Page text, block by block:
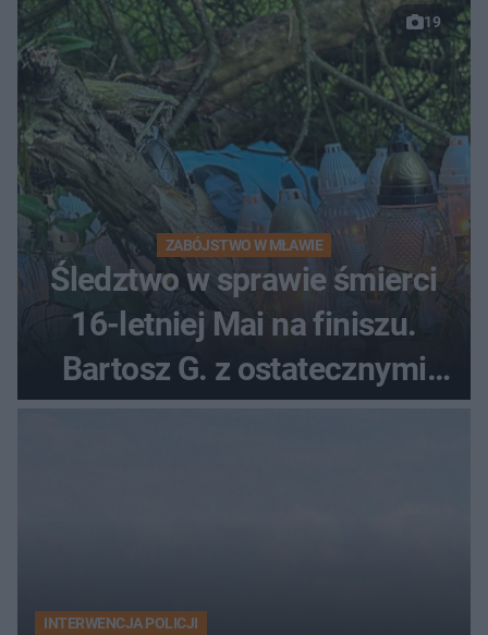
19
ZABÓJSTWO W MŁAWIE
Śledztwo w sprawie śmierci
16-letniej Mai na finiszu.
Bartosz G. z ostatecznymi
zarzutami
INTERWENCJA POLICJI